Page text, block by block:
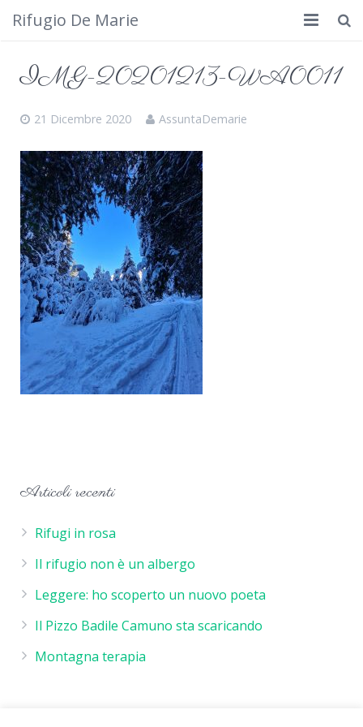
Rifugio De Marie
Cosa fare
Calendario
Foto
Cimbergo da vedere
Contatti
IMG-20201213-WA0011
21 Dicembre 2020 AssuntaDemarie
Articoli recenti
Rifugi in rosa
Il rifugio non è un albergo
Leggere: ho scoperto un nuovo poeta
Il Pizzo Badile Camuno sta scaricando
Montagna terapia